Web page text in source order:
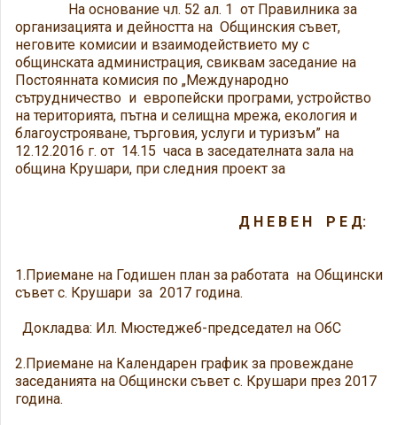
На основание чл. 52 ал. 1 от Правилника за
организацията и дейността на Общинския съвет,
неговите комисии и взаимодействието му с
общинската администрация, свиквам заседание на
Постоянната комисия по „Международно
сътрудничество и европейски програми, устройство
на територията, пътна и селищна мрежа, екология и
благоустрояване, търговия, услуги и туризъм” на
12.12.2016 г. от 14.15 часа в заседателната зала на
община Крушари, при следния проект за
Д Н Е В Е Н Р Е Д:
1.Приемане на Годишен план за работата на Общински
съвет с. Крушари за 2017 година.
Докладва: Ил. Мюстеджеб-председател на ОбС
2.Приемане на Календарен график за провеждане
заседанията на Общински съвет с. Крушари през 2017
година.